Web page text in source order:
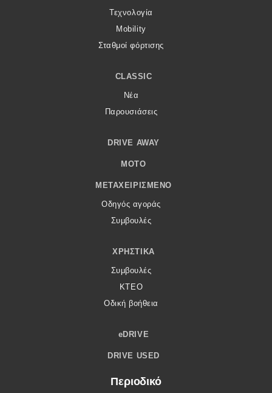
Τεχνολογία
Mobility
Σταθμοί φόρτισης
CLASSIC
Νέα
Παρουσιάσεις
DRIVE AWAY
MOTO
ΜΕΤΑΧΕΙΡΙΣΜΈΝΟ
Οδηγός αγοράς
Συμβουλές
ΧΡΗΣΤΙΚΆ
Συμβουλές
ΚΤΕΟ
Οδική βοήθεια
eDRIVE
DRIVE USED
Περιοδικό